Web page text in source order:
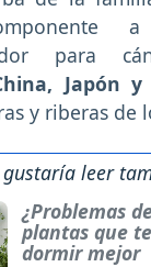
para
Japón y
y riberas de
gustaría leer
¿Problemas
plantas que
dormir mejor